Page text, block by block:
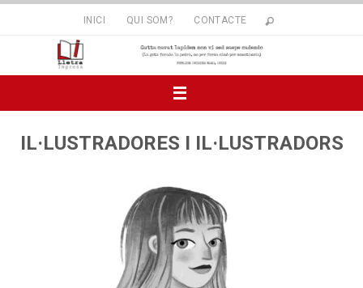
INICI QUI SOM? CONTACTE
IL·LUSTRADORES I IL·LUSTRADORS